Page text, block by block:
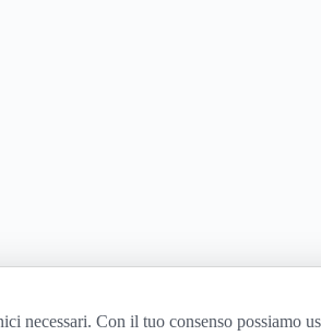
necessari. Con il tuo consenso possiamo